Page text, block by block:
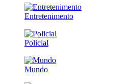
Entretenimento
Policial
Mundo